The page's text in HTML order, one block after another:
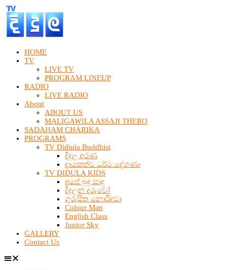
HOME
TV
LIVE TV
PROGRAM LINEUP
RADIO
LIVE RADIO
About
ABOUT US
MALIGAWILA ASSAJI THERO
SADAHAM CHARIKA
PROGRAMS
TV Didiula Buddhist
දිදුල අරණ
දායකත්ව ධර්ම දේශණා
TV DIDULA KIDS
අපේ බුදු සාදු
දිදුලන දරුවෝ
ගුරුසිත නොරිදවා
Colour Man
English Class
Junior Sky
GALLERY
Contact Us